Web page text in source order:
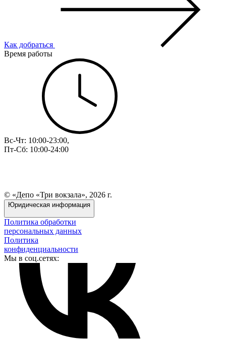
Как добраться
Время работы
Вс-Чт: 10:00-23:00,
Пт-Сб: 10:00-24:00
© «Депо «Три вокзала», 2026 г.
Юридическая информация
Политика обработки
персональных данных
Политика
конфиденциальности
Мы в соц.сетях: